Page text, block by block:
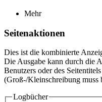
Mehr
Seitenaktionen
Dies ist die kombinierte
Die Ausgabe kann durch die
Benutzers oder des
(Groß-/Kleinschreibung muss
Logbücher